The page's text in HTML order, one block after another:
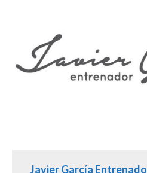
Javier García